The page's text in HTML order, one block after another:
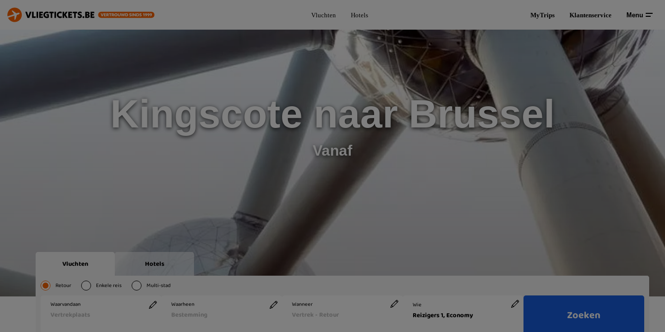
Vluchten Hotels MyTrips Klantenservice Menu
Kingscote naar Brussel
Vanaf